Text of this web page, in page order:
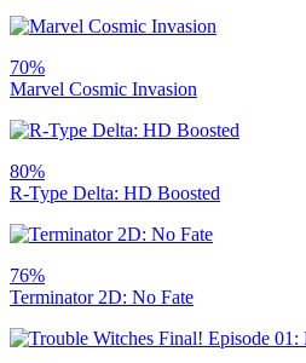
70%
Marvel Cosmic Invasion
80%
R-Type Delta: HD Boosted
76%
Terminator 2D: No Fate